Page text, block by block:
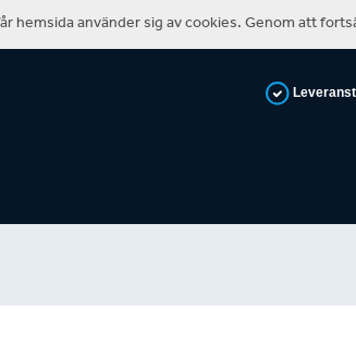
hemsida använder sig av cookies. Genom att